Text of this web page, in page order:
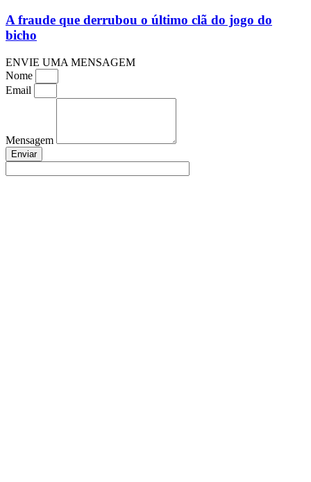
A fraude que derrubou o último clã do jogo do
bicho
ENVIE UMA MENSAGEM
Nome
Email
Mensagem
Enviar